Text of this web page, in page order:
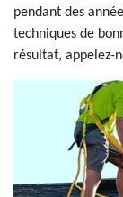
pendant des
techniques de
résultat, appelez-